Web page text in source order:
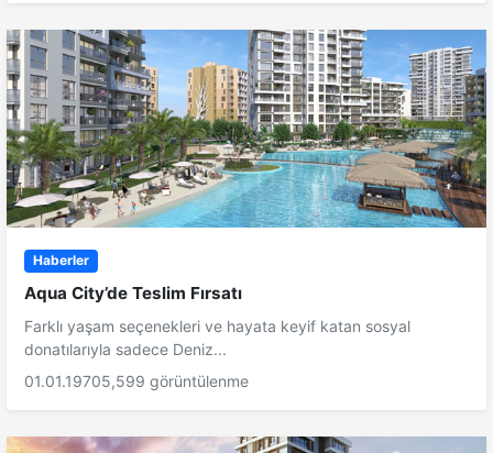
Haberler
Aqua City’de Teslim Fırsatı
Farklı yaşam seçenekleri ve hayata keyif katan sosyal
donatılarıyla sadece Deniz...
01.01.19705,599 görüntülenme